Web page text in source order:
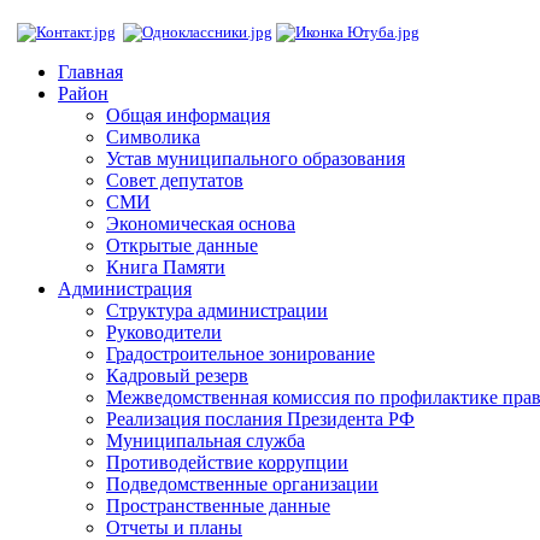
Главная
Район
Общая информация
Символика
Устав муниципального образования
Совет депутатов
СМИ
Экономическая основа
Открытые данные
Книга Памяти
Администрация
Структура администрации
Руководители
Градостроительное зонирование
Кадровый резерв
Межведомственная комиссия по профилактике
Реализация послания Президента РФ
Муниципальная служба
Противодействие коррупции
Подведомственные организации
Пространственные данные
Отчеты и планы